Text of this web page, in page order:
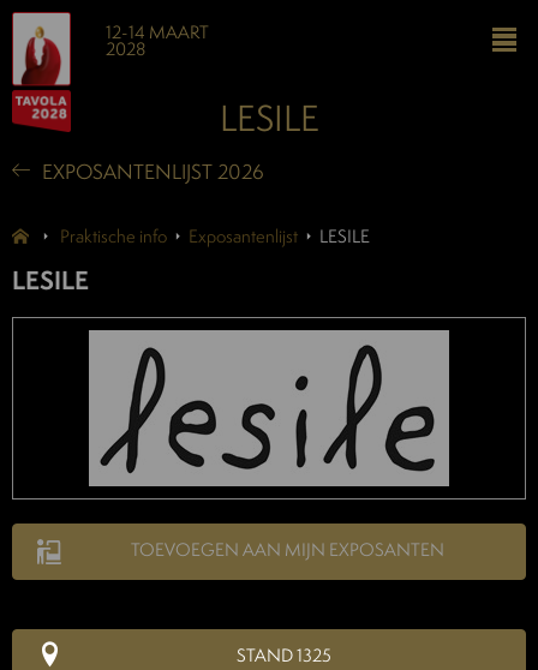
12-14 MAART
2028
LESILE
EXPOSANTENLIJST 2026
Praktische info Exposantenlijst LESILE
LESILE
TOEVOEGEN AAN MIJN EXPOSANTEN
STAND 1325